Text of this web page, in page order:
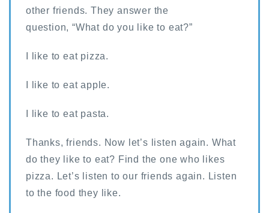
other friends. They answer the
question, “What do you like to eat?”
I like to eat pizza.
I like to eat apple.
I like to eat pasta.
Thanks, friends. Now let’s listen again. What
do they like to eat? Find the one who likes
pizza. Let’s listen to our friends again. Listen
to the food they like.